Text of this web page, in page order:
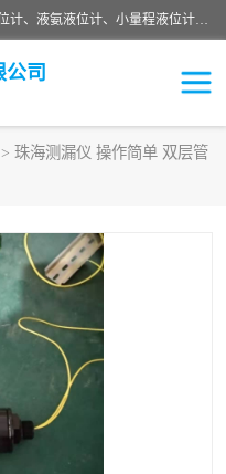
河南福瑞德仪表有限公司是生产销售电容液位计、液氨液位计、小量程液位计定制、智能锅炉水位计、液氮液位计等；并在产品开发、研制的过程中，吸取国内外仪器仪表的技术精华，建立了一支高、精、尖的科研开发队伍，使产品性能不断升级。
司
> 珠海测漏仪 操作简单 双层管
流量传感器
液氮液位计
液位计传感器定制
物位计
测漏仪